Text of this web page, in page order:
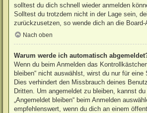
solltest du dich schnell wieder anmelden
Solltest du trotzdem nicht in der Lage sein,
zurückzusetzen, so wende dich an die Board-
Nach oben
Warum werde ich automatisch
Wenn du beim Anmelden das
bleiben“ nicht auswählst, wirst du nur für eine
Dies verhindert den Missbrauch deines
Dritten. Um angemeldet zu bleiben, kannst
„Angemeldet bleiben“ beim Anmelden
empfehlenswert, wenn du dich an einem